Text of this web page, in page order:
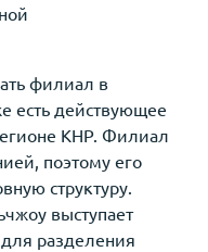
филиал в
есть действующее
КНР. Филиал
поэтому его
структуру.
выступает
разделения